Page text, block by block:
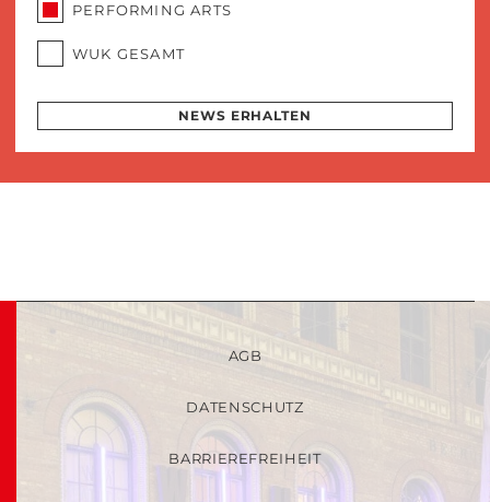
PERFORMING ARTS
WUK GESAMT
NEWS ERHALTEN
AGB
DATENSCHUTZ
BARRIEREFREIHEIT